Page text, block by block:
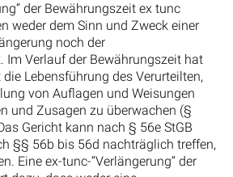
der Bewährungszeit ex tunc
weder dem Sinn und Zweck einer
noch der
Im Verlauf der Bewährungszeit hat
Lebensführung des Verurteilten,
von Auflagen und Weisungen
und Zusagen zu überwachen (§
Gericht kann nach § 56e StGB
§§ 56b bis 56d nachträglich treffen,
Eine ex-tunc-“Verlängerung“ der